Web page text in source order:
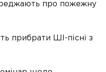
про пожежну
прибрати ШІ-пісні з